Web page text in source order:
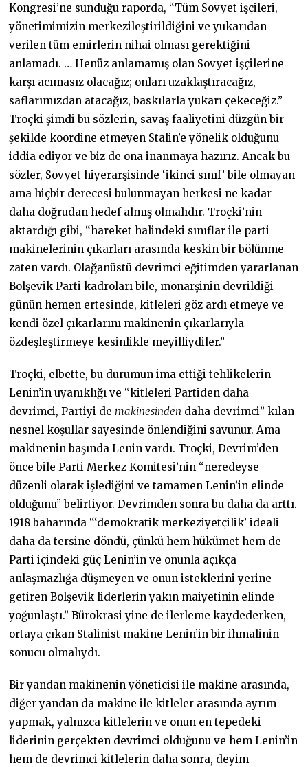
Kongresi’ne sunduğu raporda, “Tüm Sovyet işçileri,
yönetimimizin merkezileştirildiğini ve yukarıdan
verilen tüm emirlerin nihai olması gerektiğini
anlamadı. … Henüz anlamamış olan Sovyet işçilerine
karşı acımasız olacağız; onları uzaklaştıracağız,
saflarımızdan atacağız, baskılarla yukarı çekeceğiz.”
Troçki şimdi bu sözlerin, savaş faaliyetini düzgün bir
şekilde koordine etmeyen Stalin’e yönelik olduğunu
iddia ediyor ve biz de ona inanmaya hazırız. Ancak bu
sözler, Sovyet hiyerarşisinde ‘ikinci sınıf’ bile olmayan
ama hiçbir derecesi bulunmayan herkesi ne kadar
daha doğrudan hedef almış olmalıdır. Troçki’nin
aktardığı gibi, “hareket halindeki sınıflar ile parti
makinelerinin çıkarları arasında keskin bir bölünme
zaten vardı. Olağanüstü devrimci eğitimden yararlanan
Bolşevik Parti kadroları bile, monarşinin devrildiği
günün hemen ertesinde, kitleleri göz ardı etmeye ve
kendi özel çıkarlarını makinenin çıkarlarıyla
özdeşleştirmeye kesinlikle meyilliydiler.”
Troçki, elbette, bu durumun ima ettiği tehlikelerin
Lenin’in uyanıklığı ve “kitleleri Partiden daha
devrimci, Partiyi demakinesinden daha devrimci” kılan
nesnel koşullar sayesinde önlendiğini savunur. Ama
makinenin başında Lenin vardı. Troçki, Devrim’den
önce bile Parti Merkez Komitesi’nin “neredeyse
düzenli olarak işlediğini ve tamamen Lenin’in elinde
olduğunu” belirtiyor. Devrimden sonra bu daha da arttı.
1918 baharında “‘demokratik merkeziyetçilik’ ideali
daha da tersine döndü, çünkü hem hükümet hem de
Parti içindeki güç Lenin’in ve onunla açıkça
anlaşmazlığa düşmeyen ve onun isteklerini yerine
getiren Bolşevik liderlerin yakın maiyetinin elinde
yoğunlaştı.” Bürokrasi yine de ilerleme kaydederken,
ortaya çıkan Stalinist makine Lenin’in bir ihmalinin
sonucu olmalıydı.
Bir yandan makinenin yöneticisi ile makine arasında,
diğer yandan da makine ile kitleler arasında ayrım
yapmak, yalnızca kitlelerin ve onun en tepedeki
liderinin gerçekten devrimci olduğunu ve hem Lenin’in
hem de devrimci kitlelerin daha sonra, deyim